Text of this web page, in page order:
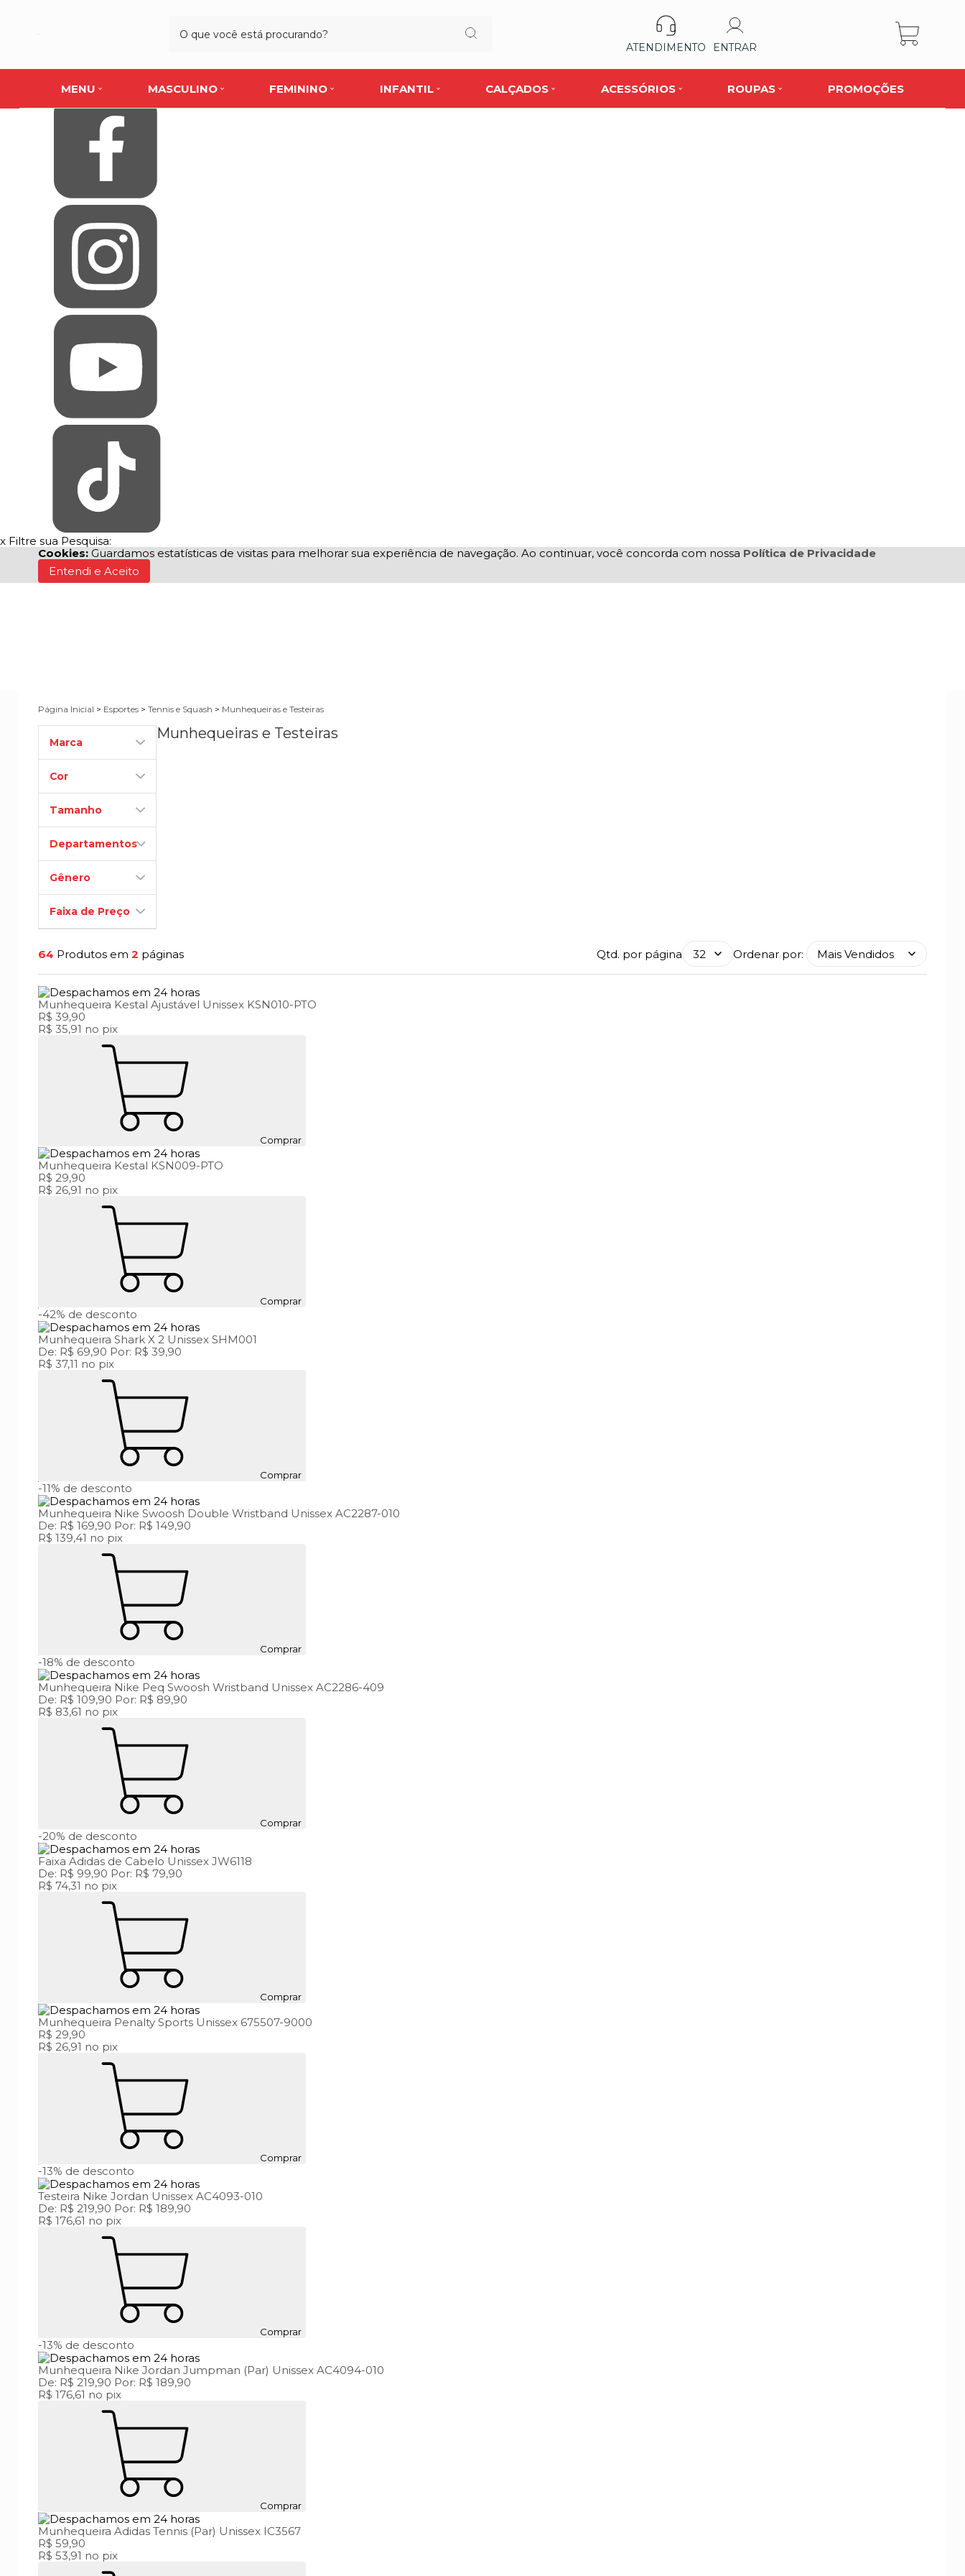
Como Comprar
x Filtre sua Pesquisa:
Cookies: Guardamos estatísticas de visitas para melhorar sua experiência de navegação. Ao continuar, você concorda com nossa Política de Privacidade
Entendi e Aceito
ATENDIMENTO ENTRAR
MENU MASCULINO FEMININO INFANTIL CALÇADOS ACESSÓRIOS ROUPAS PROMOÇÕES
Página Inicial > Esportes > Tennis e Squash > Munhequeiras e Testeiras
Marca
Cor
Tamanho
Departamentos
Gênero
Faixa de Preço
Munhequeiras e Testeiras
64 Produtos em 2 páginas Qtd. por página Ordenar por:
Munhequeira Kestal Ajustável Unissex KSN010-PTO
R$ 39,90
R$ 35,91 no pix
Comprar
Munhequeira Kestal KSN009-PTO
R$ 29,90
R$ 26,91 no pix
Comprar
-42% de desconto
Munhequeira Shark X 2 Unissex SHM001
De: R$ 69,90 Por: R$ 39,90
R$ 37,11 no pix
Comprar
-11% de desconto
Munhequeira Nike Swoosh Double Wristband Unissex AC2287-010
De: R$ 169,90 Por: R$ 149,90
R$ 139,41 no pix
Comprar
-18% de desconto
Munhequeira Nike Peq Swoosh Wristband Unissex AC2286-409
De: R$ 109,90 Por: R$ 89,90
R$ 83,61 no pix
Comprar
-20% de desconto
Faixa Adidas de Cabelo Unissex JW6118
De: R$ 99,90 Por: R$ 79,90
R$ 74,31 no pix
Comprar
Munhequeira Penalty Sports Unissex 675507-9000
R$ 29,90
R$ 26,91 no pix
Comprar
-13% de desconto
Testeira Nike Jordan Unissex AC4093-010
De: R$ 219,90 Por: R$ 189,90
R$ 176,61 no pix
Comprar
-13% de desconto
Munhequeira Nike Jordan Jumpman (Par) Unissex AC4094-010
De: R$ 219,90 Por: R$ 189,90
R$ 176,61 no pix
Comprar
Munhequeira Adidas Tennis (Par) Unissex IC3567
R$ 59,90
R$ 53,91 no pix